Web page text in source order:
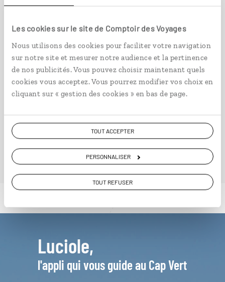
Les cookies sur le site de Comptoir des Voyages
Nous utilisons des cookies pour faciliter votre navigation
sur notre site et mesurer notre audience et la pertinence
de nos publicités. Vous pouvez choisir maintenant quels
cookies vous acceptez. Vous pourrez modifier vos choix en
cliquant sur « gestion des cookies » en bas de page.
TOUT ACCEPTER
PERSONNALISER
TOUT REFUSER
plages de Sal.
8 jours / 7 nuits
à partir de 1850€
VOIR NOS 10 IDÉES DE VOYAGE AU CAP VERT
Luciole,
l'appli qui vous guide au Cap Vert